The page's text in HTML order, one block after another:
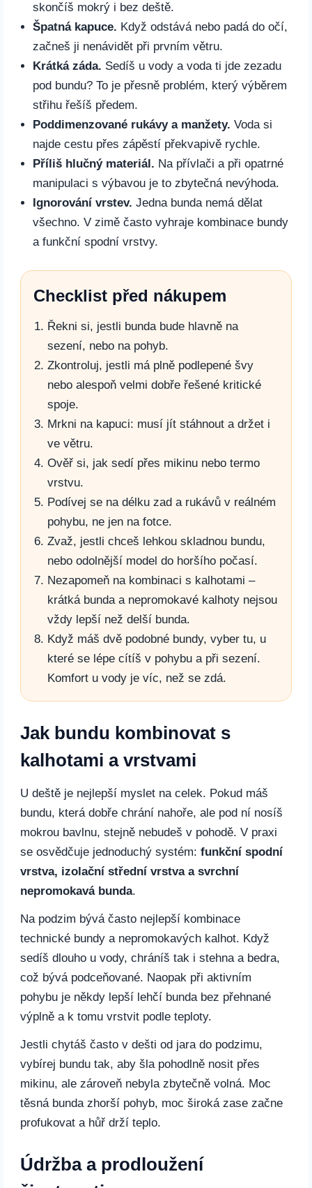
skončíš mokrý i bez deště.
Špatná kapuce. Když odstává nebo padá do očí,
začneš ji nenávidět při prvním větru.
Krátká záda. Sedíš u vody a voda ti jde zezadu
pod bundu? To je přesně problém, který výběrem
střihu řešíš předem.
Poddimenzované rukávy a manžety. Voda si
najde cestu přes zápěstí překvapivě rychle.
Příliš hlučný materiál. Na přívlači a při opatrné
manipulaci s výbavou je to zbytečná nevýhoda.
Ignorování vrstev. Jedna bunda nemá dělat
všechno. V zimě často vyhraje kombinace bundy
a funkční spodní vrstvy.
Checklist před nákupem
Řekni si, jestli bunda bude hlavně na
sezení, nebo na pohyb.
Zkontroluj, jestli má plně podlepené švy
nebo alespoň velmi dobře řešené kritické
spoje.
Mrkni na kapuci: musí jít stáhnout a držet i
ve větru.
Ověř si, jak sedí přes mikinu nebo termo
vrstvu.
Podívej se na délku zad a rukávů v reálném
pohybu, ne jen na fotce.
Zvaž, jestli chceš lehkou skladnou bundu,
nebo odolnější model do horšího počasí.
Nezapomeň na kombinaci s kalhotami –
krátká bunda a nepromokavé kalhoty nejsou
vždy lepší než delší bunda.
Když máš dvě podobné bundy, vyber tu, u
které se lépe cítíš v pohybu a při sezení.
Komfort u vody je víc, než se zdá.
Jak bundu kombinovat s
kalhotami a vrstvami
U deště je nejlepší myslet na celek. Pokud máš
bundu, která dobře chrání nahoře, ale pod ní nosíš
mokrou bavlnu, stejně nebudeš v pohodě. V praxi
se osvědčuje jednoduchý systém:funkční spodní
vrstva, izolační střední vrstva a svrchní
nepromokavá bunda.
Na podzim bývá často nejlepší kombinace
technické bundy a nepromokavých kalhot. Když
sedíš dlouho u vody, chráníš tak i stehna a bedra,
což bývá podceňované. Naopak při aktivním
pohybu je někdy lepší lehčí bunda bez přehnané
výplně a k tomu vrstvit podle teploty.
Jestli chytáš často v dešti od jara do podzimu,
vybírej bundu tak, aby šla pohodlně nosit přes
mikinu, ale zároveň nebyla zbytečně volná. Moc
těsná bunda zhorší pohyb, moc široká zase začne
profukovat a hůř drží teplo.
Údržba a prodloužení